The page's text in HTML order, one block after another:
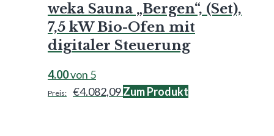
weka Sauna „Bergen“, (Set),
7,5 kW Bio-Ofen mit
digitaler Steuerung
4.00von 5
€4.082,09Zum Produkt